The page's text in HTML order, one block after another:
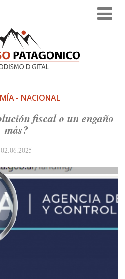
- NACIONAL
fiscal o un engaño
más?
02.06.2025